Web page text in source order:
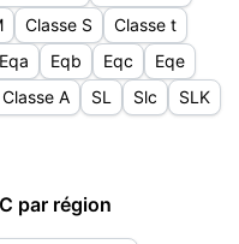
Classe S
Classe t
Eqa Eqb Eqc
Eqe
A SL Slc
SLK
par région